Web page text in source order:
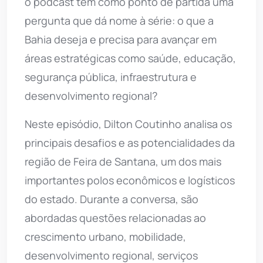
pergunta que dá nome à série: o que a
Bahia deseja e precisa para avançar em
áreas estratégicas como saúde, educação,
segurança pública, infraestrutura e
desenvolvimento regional?
Neste episódio, Dilton Coutinho analisa os
principais desafios e as potencialidades da
região de Feira de Santana, um dos mais
importantes polos econômicos e logísticos
do estado. Durante a conversa, são
abordadas questões relacionadas ao
crescimento urbano, mobilidade,
desenvolvimento regional, serviços